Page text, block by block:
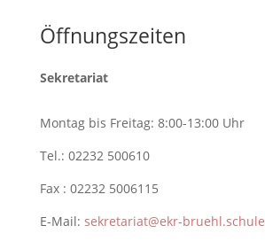
Öffnungszeiten
Sekretariat
Montag bis Freitag: 8:00-13:00 Uhr
Tel.: 02232 500610
Fax : 02232 5006115
E-Mail: sekretariat@ekr-bruehl.schule